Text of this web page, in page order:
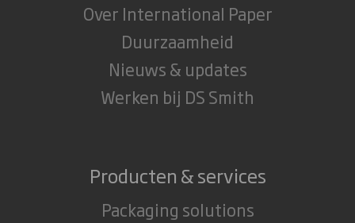
Over International Paper
Duurzaamheid
Nieuws & updates
Werken bij DS Smith
Producten & services
Packaging solutions